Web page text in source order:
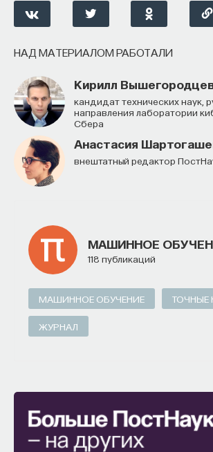
НАД МАТЕРИАЛОМ РАБОТАЛИ
Кирилл
кандидат технических наук, руководитель
направления лаборатории
Сбера
Анастасия
внештатный редактор
МАШИННОЕ
118 публикаций
МАШИННОЕ ОБУЧЕНИЕ ТОЧНЫЕ
ЖУРНАЛ